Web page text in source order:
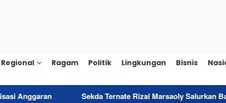
Regional Ragam Politik Lingkungan Bisnis
Sekda Ternate Rizal Marsaoly Salurkan Bantuan untuk